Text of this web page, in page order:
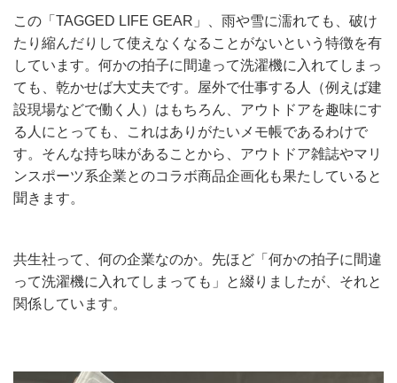
この「TAGGED LIFE GEAR」、雨や雪に濡れても、破け
たり縮んだりして使えなくなることがないという特徴を有
しています。何かの拍子に間違って洗濯機に入れてしまっ
ても、乾かせば大丈夫です。屋外で仕事する人（例えば建
設現場などで働く人）はもちろん、アウトドアを趣味にす
る人にとっても、これはありがたいメモ帳であるわけで
す。そんな持ち味があることから、アウトドア雑誌やマリ
ンスポーツ系企業とのコラボ商品企画化も果たしていると
聞きます。
共生社って、何の企業なのか。先ほど「何かの拍子に間違
って洗濯機に入れてしまっても」と綴りましたが、それと
関係しています。